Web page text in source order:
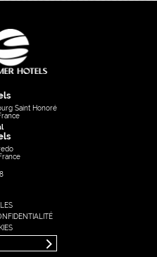
Saint Honoré